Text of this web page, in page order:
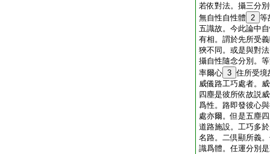
若依對法。攝三分
無自性自性體 2 等
五識故。今此論中
有相。謂於先所受
狹不同。或是與對
攝自性隨念分別。
率爾心 3 住所受境
威儀路工巧處者。
四塵是彼所依故説
爲性。路即發彼心
處亦爾。但是五塵
道路施設。工巧多
名路。二倶顯所義
識爲體。任運分別